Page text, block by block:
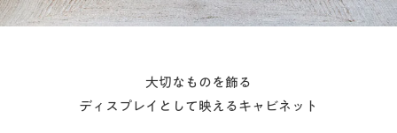
大切なものを飾る
ディスプレイとして映えるキャビネット